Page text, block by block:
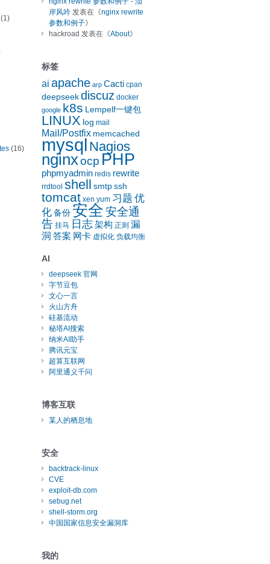
(16)
岸风吟 发表在《nginx rewrite
参数和例子》
hackroad 发表在《About》
标签
ai apache arp Cacti cpan
deepseek discuz docker
google k8s Lempelf一键包
LINUX log mail
Mail/Postfix memcached
mysql Nagios
nginxocp PHP
phpmyadmin redis rewrite
rrdtool shell smtp ssh
tomcat xen yum 习题 优
化 备份 安全安全通
告 挂马 日志架构 正则 漏
洞 答案 网卡 虚拟化 负载均衡
AI
deepseek 官网
字节豆包
文心一言
火山方舟
硅基流动
秘塔AI搜索
纳米AI助手
腾讯元宝
超算互联网
阿里通义千问
博客互联
某人的栖息地
安全
backtrack-linux
CVE
exploit-db.com
sebug.net
shell-storm.org
中国国家信息安全漏洞库
我的